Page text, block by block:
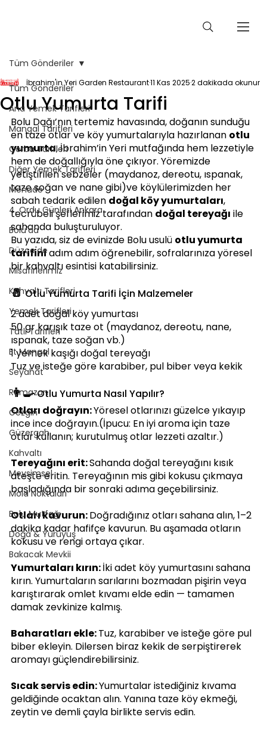
Tüm Gönderiler
Ana Yemek Tarifleri
Mangal Tarifleri
Çorba Tarifleri
Diğer Yemek Tarifleri
Menüde
4. Ordu Günleri Ankara
Bolu'da
Düzce'de
Misafirlerimiz
Kahvaltı Tarifleri
Yemek Tarifleri
Tatlı Tarifleri
Et Mangal
Seyahat
Ramazan
Gezgin
Güzergah
Kahvaltı
Mevsimsel
Mola Noktaları
Bolu Mutfağı
Doğa & Yürüyüş
Bakacak Mevkii
Tüm Gönderiler
Otlu Yumurta Tarifi
İbrahim'in Yeri Garden Restaurant11 Kas 20252 dakikada okunur
Bolu Dağı’nın tertemiz havasında, doğanın sunduğu
en taze otlar ve köy yumurtalarıyla hazırlanan otlu
yumurta, İbrahim’in Yeri mutfağında hem lezzetiyle
hem de doğallığıyla öne çıkıyor. Yöremizde
yetiştirilen sebzeler (maydanoz, dereotu, ıspanak,
taze soğan ve nane gibi)ve köylülerimizden her
sabah tedarik edilen doğal köy yumurtaları,
tecrübeli şeflerimiz tarafından doğal tereyağı ile
sahanda buluşturuluyor.
Bu yazıda, siz de evinizde Bolu usulü otlu yumurta
tarifini adım adım öğrenebilir, sofralarınıza yöresel
bir kahvaltı esintisi katabilirsiniz.
🧂 Otlu Yumurta Tarifi İçin Malzemeler
2 adet doğal köy yumurtası
50 gr karışık taze ot (maydanoz, dereotu, nane,
ıspanak, taze soğan vb.)
1 yemek kaşığı doğal tereyağı
Tuz ve isteğe göre karabiber, pul biber veya kekik
👨‍🍳 Otlu Yumurta Nasıl Yapılır?
Otları doğrayın: Yöresel otlarınızı güzelce yıkayıp
ince ince doğrayın.(İpucu: En iyi aroma için taze
otlar kullanın; kurutulmuş otlar lezzeti azaltır.)
Tereyağını erit: Sahanda doğal tereyağını kısık
ateşte eritin. Tereyağının mis gibi kokusu çıkmaya
başladığında bir sonraki adıma geçebilirsiniz.
Otları kavurun: Doğradığınız otları sahana alın, 1–2
dakika kadar hafifçe kavurun. Bu aşamada otların
kokusu ve rengi ortaya çıkar.
Yumurtaları kırın: İki adet köy yumurtasını sahana
kırın. Yumurtaların sarılarını bozmadan pişirin veya
karıştırarak omlet kıvamı elde edin — tamamen
damak zevkinize kalmış.
Baharatları ekle: Tuz, karabiber ve isteğe göre pul
biber ekleyin. Dilersen biraz kekik de serpiştirerek
aromayı güçlendirebilirsiniz.
Sıcak servis edin: Yumurtalar istediğiniz kıvama
geldiğinde ocaktan alın. Yanına taze köy ekmeği,
zeytin ve demli çayla birlikte servis edin.